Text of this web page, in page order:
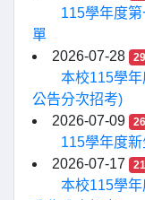
115學年度
單
2026-07-28
本校115學
公告分次招考)
2026-07-09
115學年度
2026-07-17
本校115學